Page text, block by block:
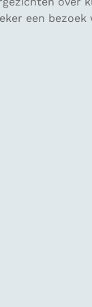
een bezoek